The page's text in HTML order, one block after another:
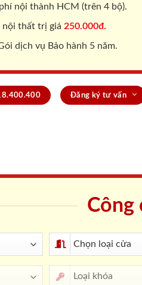
nội thành HCM (trên 4 bộ).
nội thất trị giá 250.000đ.
dịch vụ Bảo hành 5 năm.
Đăng ký tư vấn
Công